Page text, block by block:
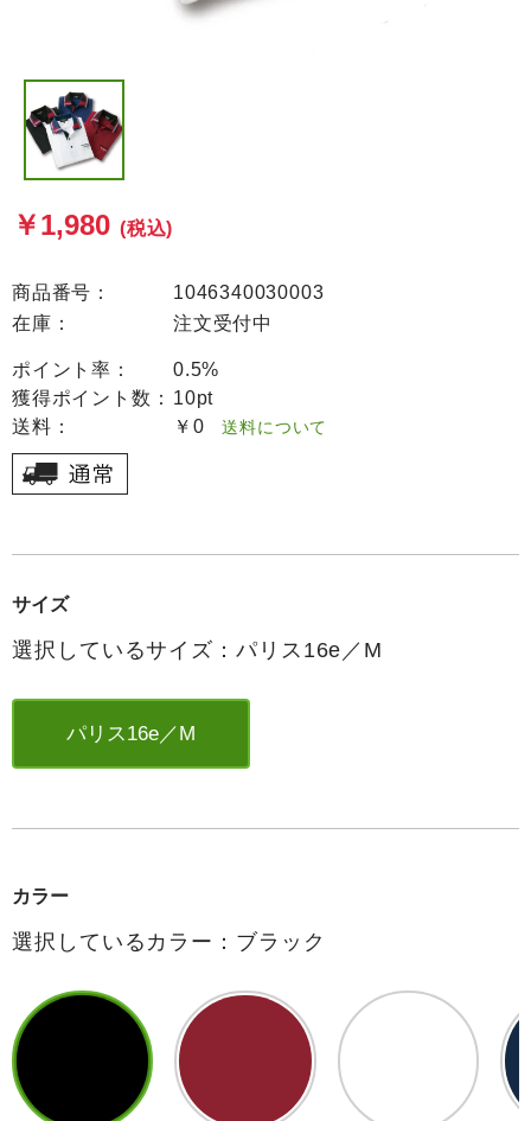
￥1,980 (税込)
商品番号：
1046340030003
在庫：
注文受付中
ポイント率：
0.5%
獲得ポイント数： 10pt
送料：
￥0 送料について
サイズ
選択しているサイズ：パリス16e／M
パリス16e／M
カラー
選択しているカラー：ブラック